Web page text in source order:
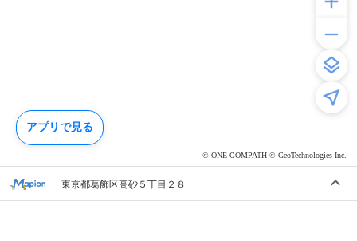
© ONE COMPATH © GeoTechnologies Inc.
東京都葛飾区高砂５丁目２８
アプリで見る